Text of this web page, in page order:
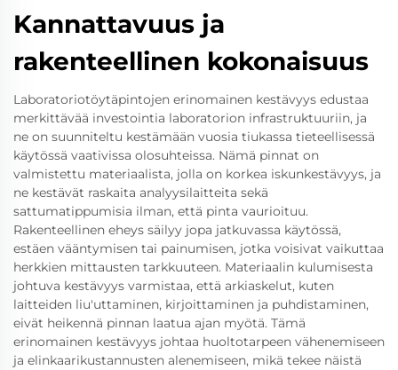
Kannattavuus ja
rakenteellinen kokonaisuus
Laboratoriotöytäpintojen erinomainen kestävyys edustaa
merkittävää investointia laboratorion infrastruktuuriin, ja
ne on suunniteltu kestämään vuosia tiukassa tieteellisessä
käytössä vaativissa olosuhteissa. Nämä pinnat on
valmistettu materiaalista, jolla on korkea iskunkestävyys, ja
ne kestävät raskaita analyysilaitteita sekä
sattumatippumisia ilman, että pinta vaurioituu.
Rakenteellinen eheys säilyy jopa jatkuvassa käytössä,
estäen vääntymisen tai painumisen, jotka voisivat vaikuttaa
herkkien mittausten tarkkuuteen. Materiaalin kulumisesta
johtuva kestävyys varmistaa, että arkiaskelut, kuten
laitteiden liu'uttaminen, kirjoittaminen ja puhdistaminen,
eivät heikennä pinnan laatua ajan myötä. Tämä
erinomainen kestävyys johtaa huoltotarpeen vähenemiseen
ja elinkaarikustannusten alenemiseen, mikä tekee näistä